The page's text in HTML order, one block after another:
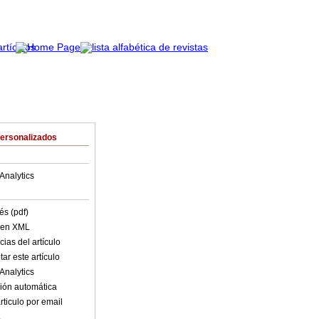
(pdf)
XML
del artículo
este artículo
automática
por email